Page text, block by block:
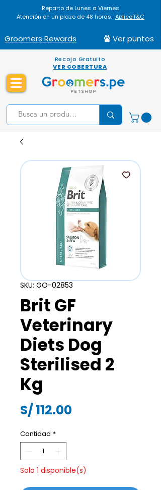
Reparto de Lunes a Viernes
Atención en un plazo de 48 horas. AplicaT&C
Groomers Rewards Ver puntos
Recojo Gratuito
VER COBERTURA
SKU: GO-02853
Brit GF
Veterinary
Diets Dog
Sterilised 2
Kg
S/ 112.00
Cantidad *
Solo 1 disponible(s)